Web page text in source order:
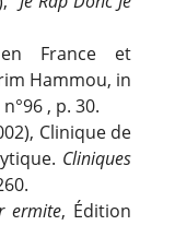
France et
Hammou, in
n°96 , p. 30.
Clinique de
Cliniques
ermite, Édition